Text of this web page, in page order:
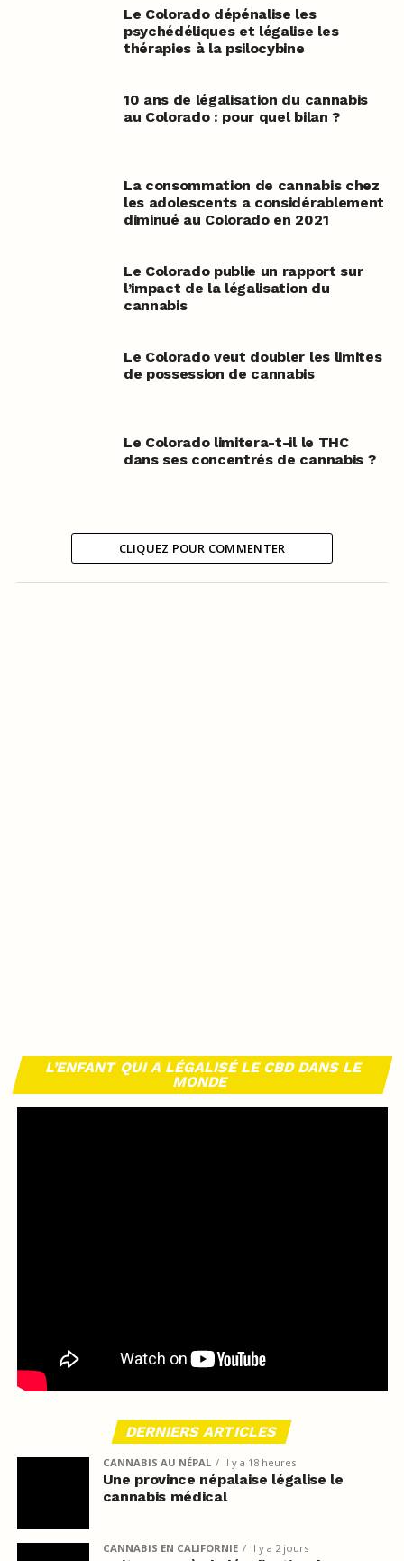
Le Colorado dépénalise les
psychédéliques et légalise les
thérapies à la psilocybine
10 ans de légalisation du cannabis
au Colorado : pour quel bilan ?
La consommation de cannabis chez
les adolescents a considérablement
diminué au Colorado en 2021
Le Colorado publie un rapport sur
l’impact de la légalisation du
cannabis
Le Colorado veut doubler les limites
de possession de cannabis
Le Colorado limitera-t-il le THC
dans ses concentrés de cannabis ?
CLIQUEZ POUR COMMENTER
L’ENFANT QUI A LÉGALISÉ LE CBD DANS LE
MONDE
DERNIERS ARTICLES
CANNABIS AU NÉPAL il y a 18 heures
Une province népalaise légalise le
cannabis médical
CANNABIS EN CALIFORNIE il y a 2 jours